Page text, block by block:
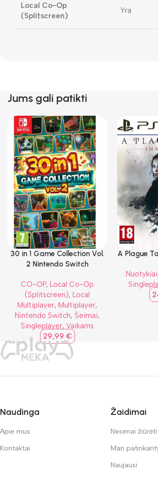
Local Co-Op
(Splitscreen)
Yra
Jums gali patikti
30 in 1 Game Collection Vol.
2 Nintendo Switch
CO-OP,Local Co-Op
(Splitscreen),Local
Multiplayer,Multiplayer,
Nintendo Switch, Šeimai,
Singleplayer,Vaikams
29,99 €
A Plague
Nuotykiai
Naudinga
Apie mus
Kontaktai
Žaidimai
Nesenai žiūrėti
Man
Naujausi